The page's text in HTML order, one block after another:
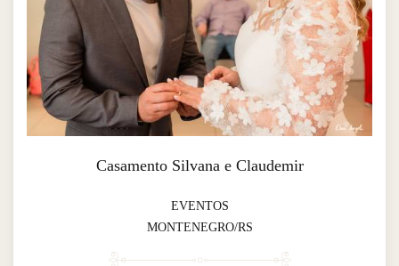
Casamento Silvana e Claudemir
EVENTOS
MONTENEGRO/RS